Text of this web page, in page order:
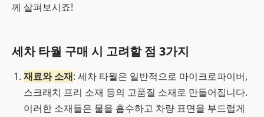
께 살펴보시죠!
세차 타월 구매 시 고려할 점 3가지
재료와 소재: 세차 타월은 일반적으로 마이크로파이버,
스크래치 프리 소재 등의 고품질 소재로 만들어집니다.
이러한 소재들은 물을 흡수하고 차량 표면을 부드럽게